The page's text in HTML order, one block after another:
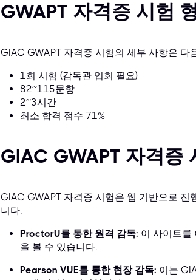
GWAPT 자격증 시험
GIAC GWAPT 자격증 시험의 세부 사항은 다
1회 시험 (감독관 입회 필요)
82~115문항
2~3시간
최소 합격 점수 71%
GIAC GWAPT 자격증
GIAC GWAPT 자격증 시험은 웹 기반으로
니다.
ProctorU를 통한 원격 감독: 이 사이트를
을 볼 수 있습니다.
Pearson VUE를 통한 현장 감독: 이는